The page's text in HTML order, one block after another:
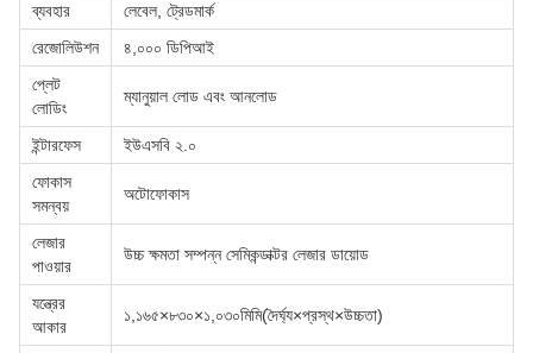
ব্যবহার
লেবেল, ট্রেডমার্ক
রেজোলিউশন
৪,০০০ ডিপিআই
প্লেট
লোডিং
ম্যানুয়াল লোড এবং আনলোড
ইন্টারফেস
ইউএসবি ২.০
ফোকাস
সমন্বয়
অটোফোকাস
লেজার
পাওয়ার
উচ্চ ক্ষমতা সম্পন্ন সেমিকন্ডাক্টর লেজার ডায়োড
যন্ত্রের
আকার
১,১৬৫×৮৩০×১,০৩০মিমি(দৈর্ঘ্য×প্রস্থ×উচ্চতা)